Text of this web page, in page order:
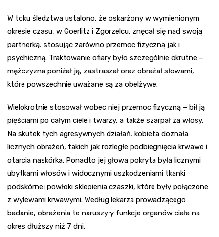
W toku śledztwa ustalono, że oskarżony w wymienionym
okresie czasu, w Goerlitz i Zgorzelcu, znęcał się nad swoją
partnerką, stosując zarówno przemoc fizyczną jak i
psychiczną. Traktowanie ofiary było szczególnie okrutne –
mężczyzna poniżał ją, zastraszał oraz obrażał słowami,
które powszechnie uważane są za obelżywe.
Wielokrotnie stosował wobec niej przemoc fizyczną – bił ją
pięściami po całym ciele i twarzy, a także szarpał za włosy.
Na skutek tych agresywnych działań, kobieta doznała
licznych obrażeń, takich jak rozległe podbiegnięcia krwawe i
otarcia naskórka. Ponadto jej głowa pokryta była licznymi
ubytkami włosów i widocznymi uszkodzeniami tkanki
podskórnej powłoki sklepienia czaszki, które były połączone
z wylewami krwawymi. Według lekarza prowadzącego
badanie, obrażenia te naruszyły funkcje organów ciała na
okres dłuższy niż 7 dni.